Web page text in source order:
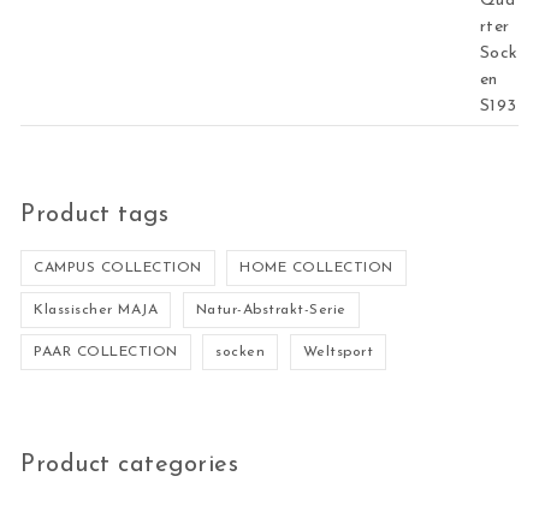
Product tags
CAMPUS COLLECTION HOME COLLECTION
Klassischer MAJA Natur-Abstrakt-Serie
PAAR COLLECTION socken Weltsport
Product categories